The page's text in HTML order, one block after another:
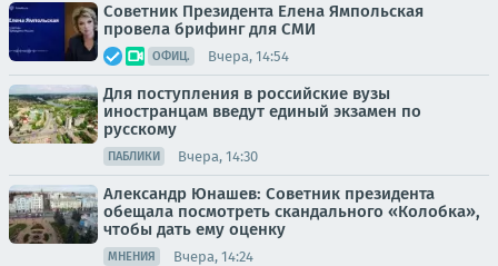
Советник Президента Елена Ямпольская
провела брифинг для СМИ
ОФИЦ. Вчера, 14:54
Для поступления в российские вузы
иностранцам введут единый экзамен по
русскому
ПАБЛИКИ Вчера, 14:30
Александр Юнашев: Советник президента
обещала посмотреть скандального «Колобка»,
чтобы дать ему оценку
МНЕНИЯ Вчера, 14:24